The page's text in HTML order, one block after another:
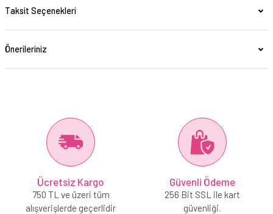
Taksit Seçenekleri
Önerileriniz
Ücretsiz Kargo
750 TL ve üzeri tüm
alışverişlerde geçerlidir
Güvenli Ödeme
256 Bit SSL ile kart
güvenliği.